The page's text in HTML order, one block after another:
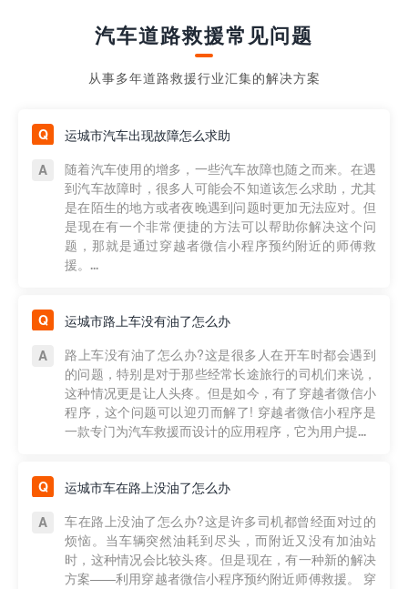
汽车道路救援常见问题
从事多年道路救援行业汇集的解决方案
运城市汽车出现故障怎么求助
随着汽车使用的增多，一些汽车故障也随之而来。在遇
到汽车故障时，很多人可能会不知道该怎么求助，尤其
是在陌生的地方或者夜晚遇到问题时更加无法应对。但
是现在有一个非常便捷的方法可以帮助你解决这个问
题，那就是通过穿越者微信小程序预约附近的师傅救
援。...
运城市路上车没有油了怎么办
路上车没有油了怎么办?这是很多人在开车时都会遇到
的问题，特别是对于那些经常长途旅行的司机们来说，
这种情况更是让人头疼。但是如今，有了穿越者微信小
程序，这个问题可以迎刃而解了! 穿越者微信小程序是
一款专门为汽车救援而设计的应用程序，它为用户提...
运城市车在路上没油了怎么办
车在路上没油了怎么办?这是许多司机都曾经面对过的
烦恼。当车辆突然油耗到尽头，而附近又没有加油站
时，这种情况会比较头疼。但是现在，有一种新的解决
方案——利用穿越者微信小程序预约附近师傅救援。 穿